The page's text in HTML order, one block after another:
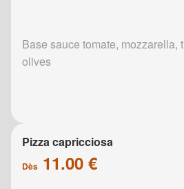
Base sauce tomate, mozzarella,
olives
Pizza capricciosa
Dès 11.00 €